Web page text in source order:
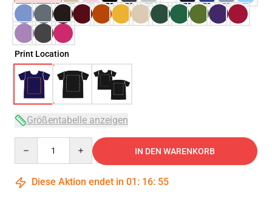
Print Location
Größentabelle anzeigen
IN DEN WARENKORB
Diese Aktion endet in 01 : 16: 54